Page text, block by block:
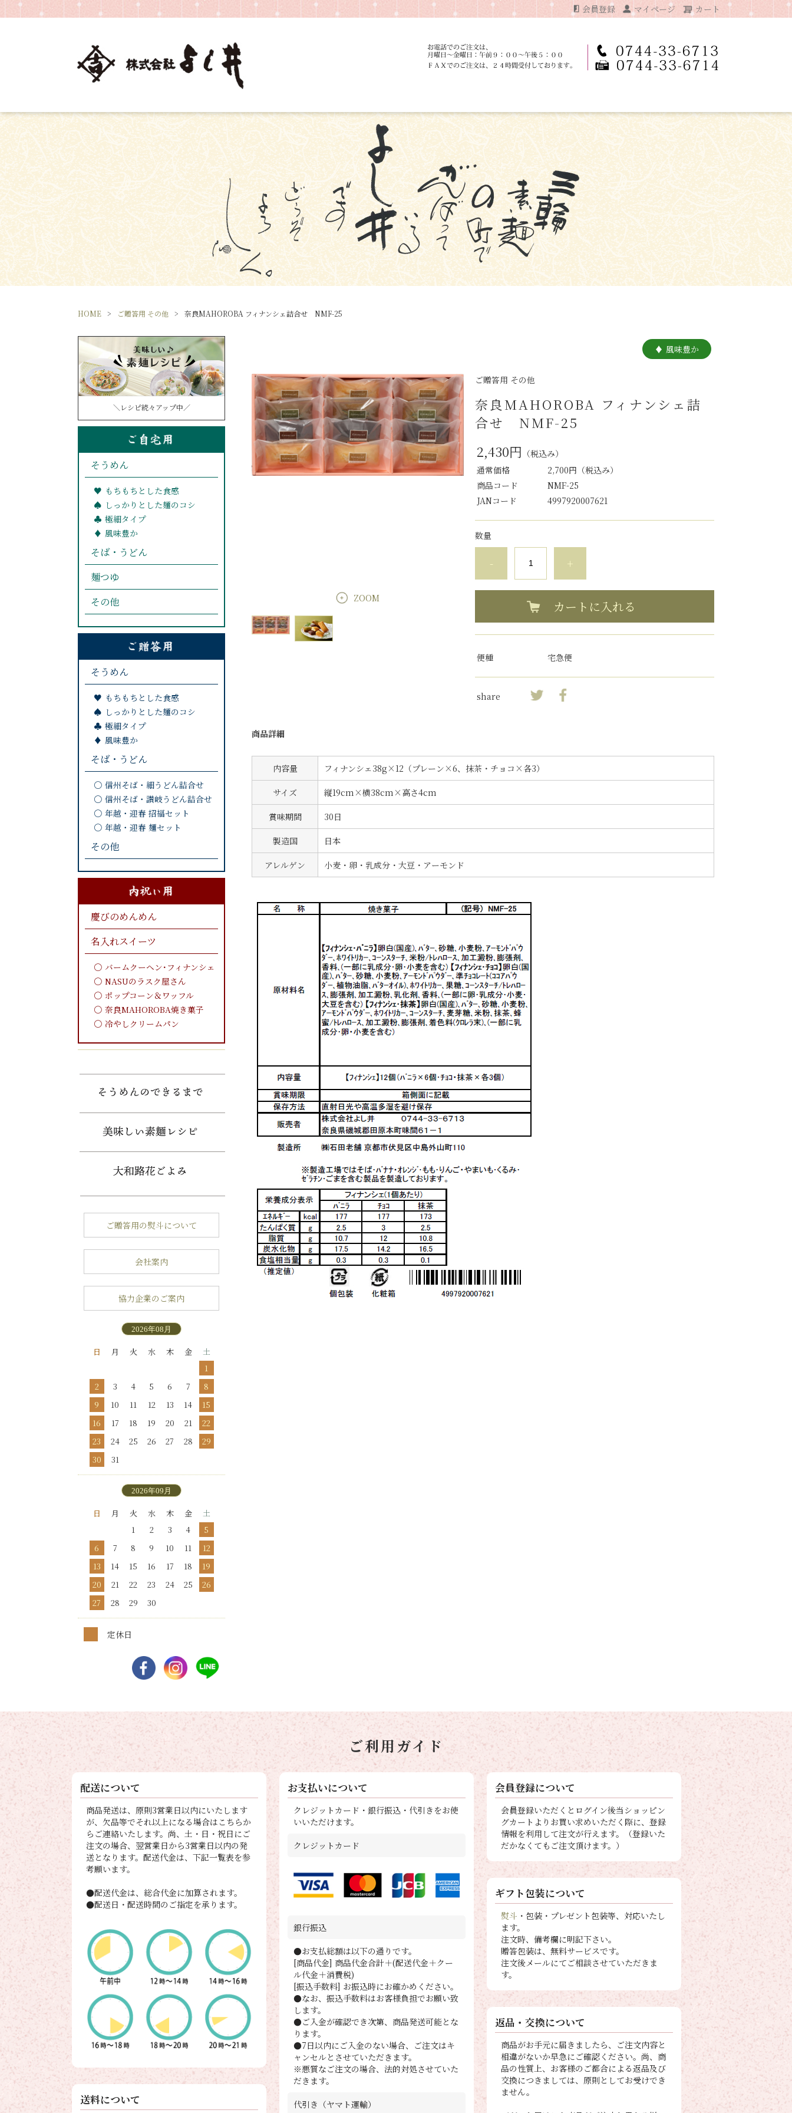
会員登録 マイページ カート
HOME ご贈答用 その他 奈良MAHOROBA フィナンシェ詰合せ NMF-25
風味豊か
ZOOM
ご贈答用 その他
奈良MAHOROBA フィナンシェ詰
合せ NMF-25
2,430円 （税込み）
通常価格
2,700円 （税込み）
商品コード
NMF-25
JANコード
4997920007621
数量
- +
カートに入れる
便種 宅急便
share
商品詳細
内容量 フィナンシェ38g×12（プレーン×6、抹茶・チョコ×各3）
サイズ 縦19cm×横38cm×高さ4cm
賞味期間 30日
製造国 日本
アレルゲン 小麦・卵・乳成分・大豆・アーモンド
＼レシピ続々アップ中／
そうめん
もちもちとした食感
しっかりとした麺のコシ
極細タイプ
風味豊か
そば・うどん
麺つゆ
その他
そうめん
もちもちとした食感
しっかりとした麺のコシ
極細タイプ
風味豊か
そば・うどん
信州そば・細うどん詰合せ
信州そば・讃岐うどん詰合せ
年越・迎春 招福セット
年越・迎春 麺セット
その他
慶びのめんめん
名入れスイーツ
バームクーヘン･フィナンシェ
NASUのラスク屋さん
ポップコーン＆ワッフル
奈良MAHOROBA焼き菓子
冷やしクリームパン
ご贈答用の熨斗について
会社案内
協力企業のご案内
2026年08月
日 月 火 水 木 金
土
1
2
3 4 5 6 7
8
9
10 11 12 13 14
15
16
17 18 19 20 21
22
23
24 25 26 27 28
29
30
31
2026年09月
日 月 火 水 木 金
土
1
2 3 4
5
6
7 8 9 10 11
12
13
14 15 16 17 18
19
20
21 22 23 24 25
26
27
28 29 30
定休日
ご利用ガイド
配送について
商品発送は、原則3営業日以内にいたします
が、欠品等でそれ以上になる場合はこちらか
らご連絡いたします。尚、土・日・祝日にご
注文の場合、翌営業日から3営業日以内の発
送となります。配送代金は、下記一覧表を参
考願います。
●配送代金は、総合代金に加算されます。
●配送日・配送時間のご指定を承ります。
送料について
お支払いについて
クレジットカード・銀行振込・代引きをお使
いいただけます。
クレジットカード
銀行振込
●お支払総額は以下の通りです。
[商品代金] 商品代金合計＋(配送代金＋クー
ル代金＋消費税)
[振込手数料] お振込時にお確かめください。
●なお、振込手数料はお客様負担でお願い致
します。
●ご入金が確認でき次第、商品発送可能とな
ります。
●7日以内にご入金のない場合、ご注文はキ
ャンセルとさせていただきます。
※悪質なご注文の場合、法的対処させていた
だきます。
代引き（ヤマト運輸）
会員登録について
会員登録いただくとログイン後当ショッピン
グカートよりお買い求めいただく際に、登録
情報を利用して注文が行えます。（登録いた
だかなくてもご注文頂けます。）
ギフト包装について
熨斗 ・包装・プレゼント包装等、対応いたし
ます。
注文時、備考欄に明記下さい。
贈答包装は、無料サービスです。
注文後メールにてご相談させていただきま
す。
返品・交換について
商品がお手元に届きましたら、ご注文内容と
相違がないか早急にご確認ください。尚、商
品の性質上、お客様のご都合による返品及び
交換につきましては、原則としてお受けでき
ません。